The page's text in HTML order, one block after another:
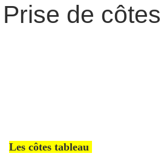
Prise de côtes
Les côtes tableau